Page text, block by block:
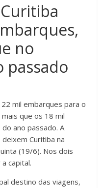
no
passado
mil embarques para o
que os 18 mil
ano passado. A
Curitiba na
(19/6). Nos dois
capital.
destino das viagens,